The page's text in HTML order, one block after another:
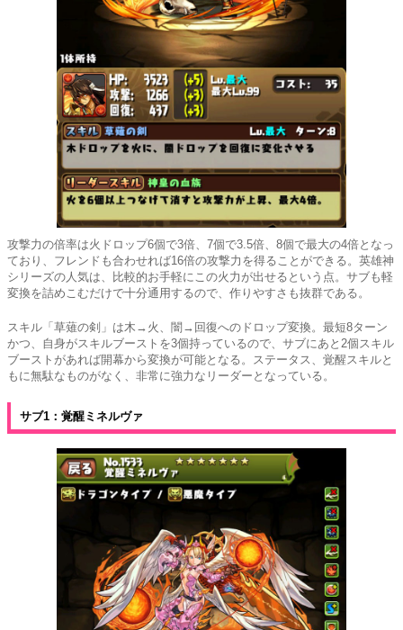
攻撃力の倍率は火ドロップ6個で3倍、7個で3.5倍、8個で最大の4倍となっ
ており、フレンドも合わせれば16倍の攻撃力を得ることができる。英雄神
シリーズの人気は、比較的お手軽にこの火力が出せるという点。サブも軽
変換を詰めこむだけで十分通用するので、作りやすさも抜群である。
スキル「草薙の剣」は木→火、闇→回復へのドロップ変換。最短8ターン
かつ、自身がスキルブーストを3個持っているので、サブにあと2個スキル
ブーストがあれば開幕から変換が可能となる。ステータス、覚醒スキルと
もに無駄なものがなく、非常に強力なリーダーとなっている。
サブ1：覚醒ミネルヴァ